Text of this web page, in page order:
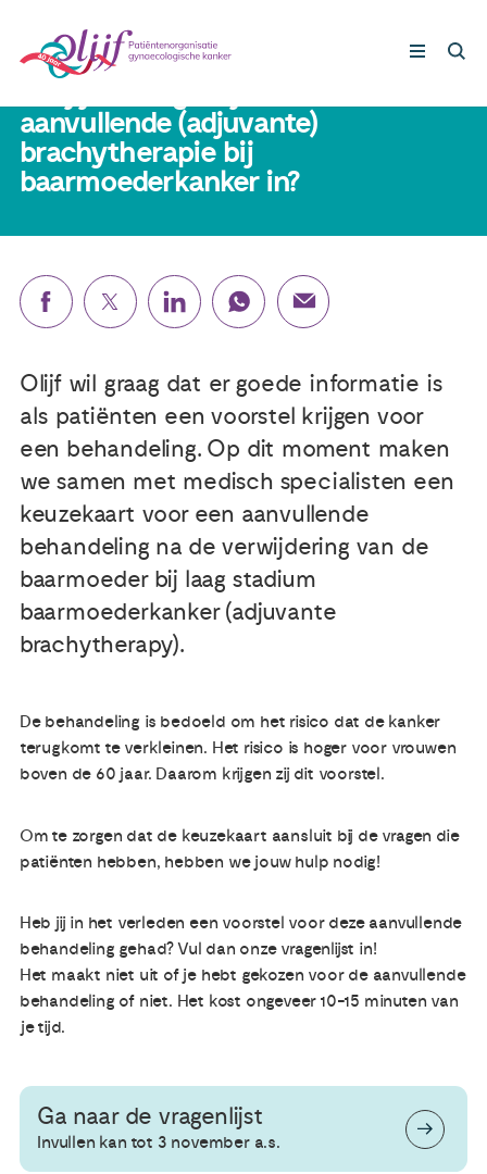
Nieuws
Agenda
Publicaties
Ervaringsdeskundigheid
Over ons
Contact
Gynaecologische kankers
Leven met/na kanker
Steun ons
17 oktober 2022
aanvullende (adjuvante)
brachytherapie bij
baarmoederkanker in?
Olijf wil graag dat er goede informatie is
als patiënten een voorstel krijgen voor
een behandeling. Op dit moment maken
we samen met medisch specialisten een
keuzekaart voor een aanvullende
behandeling na de verwijdering van de
baarmoeder bij laag stadium
baarmoederkanker (adjuvante
brachytherapy).
De behandeling is bedoeld om het risico dat de kanker
terugkomt te verkleinen. Het risico is hoger voor vrouwen
boven de 60 jaar. Daarom krijgen zij dit voorstel.
Om te zorgen dat de keuzekaart aansluit bij de vragen die
patiënten hebben, hebben we jouw hulp nodig!
Heb jij in het verleden een voorstel voor deze aanvullende
behandeling gehad? Vul dan onze vragenlijst in!
Het maakt niet uit of je hebt gekozen voor de aanvullende
behandeling of niet. Het kost ongeveer 10-15 minuten van
je tijd.
Ga naar de vragenlijst
Invullen kan tot 3 november a.s.